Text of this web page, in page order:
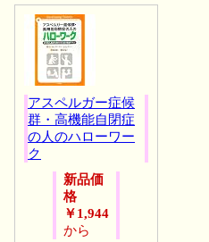
アスペルガー症候
群・高機能自閉症
の人のハローワー
ク
新品価
格
￥1,944
から